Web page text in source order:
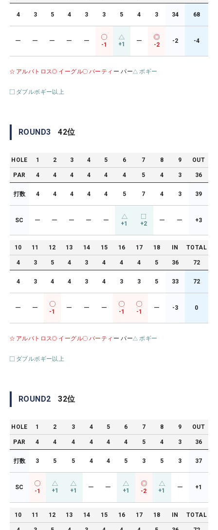
4 3 5 4 3 3 5 4 3 34 68
ー ー ー ー ー
-1 +1 ー
-2
-2 -4
アルバトロス イーグル バーティ ー パー ボギー
ダブルボギー以上
ROUND3 42位
HOLE 1 2 3 4 5 6 7 8 9 OUT
PAR 4 4 4 4 4 4 5 4 3 36
打数 4 4 4 4 4 5 7 4 3 39
SC ー ー ー ー ー +1 +2 ー ー +3
10 11 12 13 14 15 16 17 18 IN TOTAL
4 3 5 4 3 4 4 4 5 36 72
4 3 4 4 3 4 3 3 5 33 72
ー ー
-1
ー ー ー
-1 -1
ー -3 0
アルバトロス イーグル バーティ ー パー ボギー
ダブルボギー以上
ROUND2 32位
HOLE 1 2 3 4 5 6 7 8 9 OUT
PAR 4 4 4 4 4 4 5 4 3 36
打数 3 5 5 4 4 5 3 5 3 37
SC
-1 +1 +1 ー ー +1 -2 +1 ー +1
10 11 12 13 14 15 16 17 18 IN TOTAL